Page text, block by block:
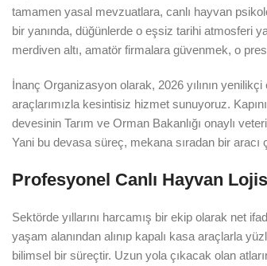
tamamen yasal mevzuatlara, canlı hayvan
bir yanında, düğünlerde o eşsiz tarihi atmosferi
merdiven altı, amatör firmalara güvenmek, o
İnanç Organizasyon olarak, 2026 yılının
araçlarımızla kesintisiz hizmet sunuyoruz.
devesinin Tarım ve Orman Bakanlığı onaylı
Yani bu devasa süreç, mekana sıradan bir
Profesyonel Canlı Hayvan
Sektörde yıllarını harcamış bir ekip olarak net
yaşam alanından alınıp kapalı kasa araçlarla
bilimsel bir süreçtir. Uzun yola çıkacak olan